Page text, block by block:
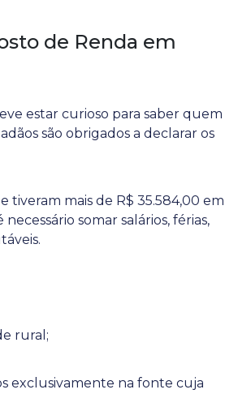
de Renda em
estar curioso para saber quem
são obrigados a declarar os
tiveram mais de R$ 35.584,00 em
somar salários, férias,
rural;
exclusivamente na fonte cuja